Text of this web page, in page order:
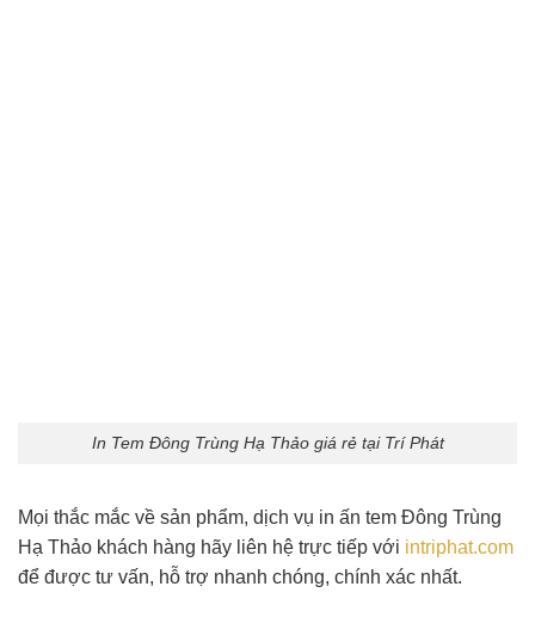
In Tem Đông Trùng Hạ Thảo giá rẻ tại Trí Phát
Mọi thắc mắc về sản phẩm, dịch vụ in ấn tem Đông Trùng
Hạ Thảo khách hàng hãy liên hệ trực tiếp với intriphat.com
để được tư vấn, hỗ trợ nhanh chóng, chính xác nhất.